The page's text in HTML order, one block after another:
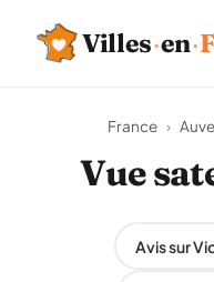
Villes·en·
France ›
Vue
Avis sur